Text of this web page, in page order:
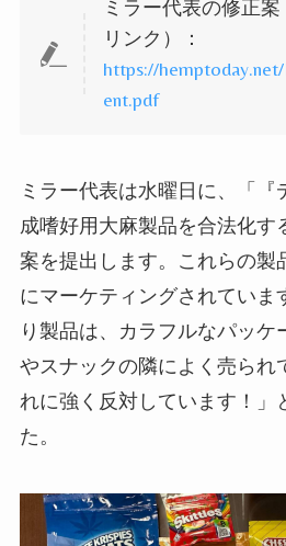
ミラー代表の修正
リンク）：
https://
ent.pdf
ミラー代表は水曜日に、「『
成嗜好用大麻製品を合法化す
案を提出します。これらの製
にマーケティングされていま
り製品は、カラフルなパッケ
やスナックの隣によく売られ
れに強く反対しています！」
た。